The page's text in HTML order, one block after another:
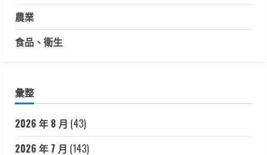
農業
食品、衛生
彙整
2026 年 8 月 (43)
2026 年 7 月 (143)